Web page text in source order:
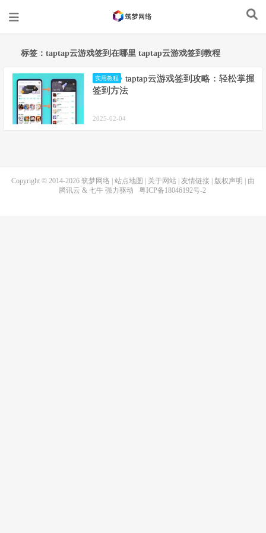
标签：taptap云游戏签到在哪里 taptap云游戏签到教程
实用教程
taptap云游戏签到攻略：轻松掌握
签到方法
2025-02-04
Copyright © 2014-2026 筑梦网络 站点地图 关于网站 友情链接 版权声明
| 由
腾讯云 & 七牛强力驱动 粤ICP备18046192号-2